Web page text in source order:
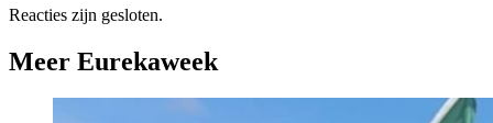
Reacties zijn gesloten.
Meer Eurekaweek